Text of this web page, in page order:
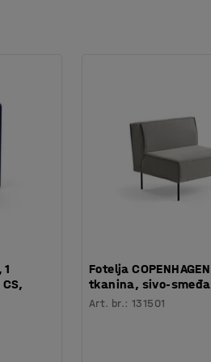
1
Fotelja
tkanina, sivo-smeđa
Art. br.:131501